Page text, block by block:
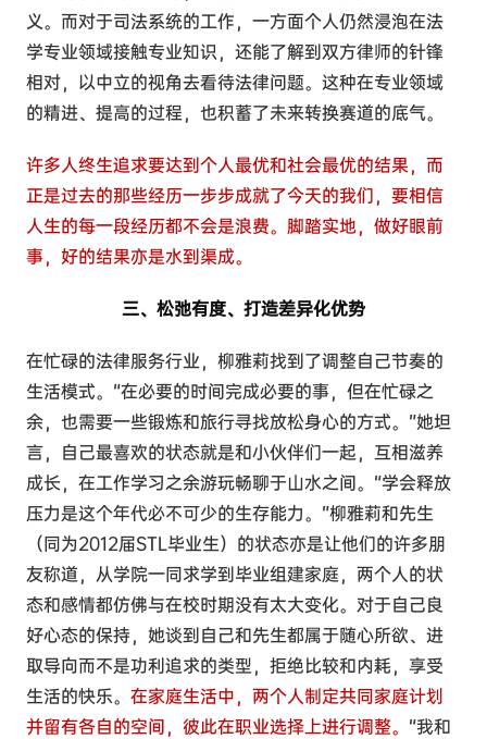
义。而对于司法系统的工作，一方面个人仍然浸泡在法
学专业领域接触专业知识，还能了解到双方律师的针锋
相对，以中立的视角去看待法律问题。这种在专业领域
的精进、提高的过程，也积蓄了未来转换赛道的底气。
许多人终生追求要达到个人最优和社会最优的结果，而
正是过去的那些经历一步步成就了今天的我们，要相信
人生的每一段经历都不会是浪费。脚踏实地，做好眼前
事，好的结果亦是水到渠成。
三、松弛有度、打造差异化优势
在忙碌的法律服务行业，柳雅莉找到了调整自己节奏的
生活模式。“在必要的时间完成必要的事，但在忙碌之
余，也需要一些锻炼和旅行寻找放松身心的方式。”她坦
言，自己最喜欢的状态就是和小伙伴们一起，互相滋养
成长，在工作学习之余游玩畅聊于山水之间。“学会释放
压力是这个年代必不可少的生存能力。”柳雅莉和先生
（同为2012届STL毕业生）的状态亦是让他们的许多朋
友称道，从学院一同求学到毕业组建家庭，两个人的状
态和感情都仿佛与在校时期没有太大变化。对于自己良
好心态的保持，她谈到自己和先生都属于随心所欲、进
取导向而不是功利追求的类型，拒绝比较和内耗，享受
生活的快乐。在家庭生活中，两个人制定共同家庭计划
并留有各自的空间，彼此在职业选择上进行调整。 “我和